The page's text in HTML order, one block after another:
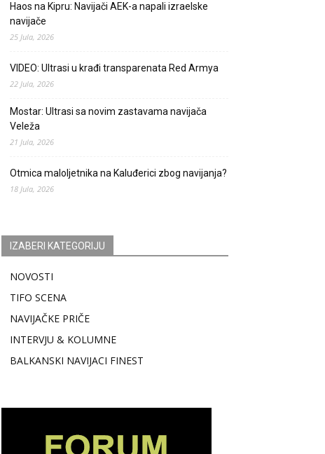
Haos na Kipru: Navijači AEK-a napali izraelske
navijače
25 Jula, 2026
VIDEO: Ultrasi u krađi transparenata Red Armya
22 Jula, 2026
Mostar: Ultrasi sa novim zastavama navijača
Veleža
21 Jula, 2026
Otmica maloljetnika na Kaluđerici zbog navijanja?
18 Jula, 2026
IZABERI KATEGORIJU
NOVOSTI
TIFO SCENA
NAVIJAČKE PRIČE
INTERVJU & KOLUMNE
BALKANSKI NAVIJACI FINEST